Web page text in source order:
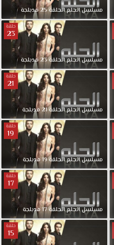
كاملة
قصة
عشق
حول
فتاه
تعاني
من
ضيقة
مالية
وتحلم
بالتعرف
على
شخش
غني
وهو
مدير
شركة
لمصممين
الازياء
وهو
(بولوت)
مسلسل
الحلم
مسلسلالحلمالحلقة25مدبلجة
حلقة
23
مسلسلالحلمالحلقة23مدبلجة
حلقة
21
مسلسلالحلمالحلقة21مدبلجة
حلقة
19
مسلسلالحلمالحلقة19مدبلجة
حلقة
17
مسلسلالحلمالحلقة17مدبلجة
حلقة
15